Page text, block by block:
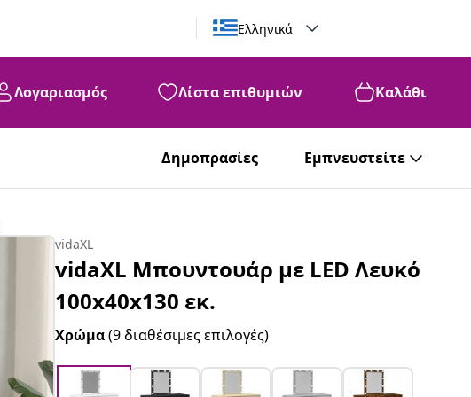
Ελληνικά
Λογαριασμός Λίστα επιθυμιών Καλάθι
Δημοπρασίες Εμπνευστείτε
vidaXL
vidaXL Μπουντουάρ με LED Λευκό
100x40x130 εκ.
Χρώμα(9 διαθέσιμες επιλογές)